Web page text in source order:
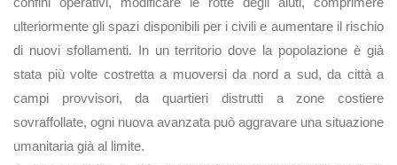
ulteriormente gli spazi disponibili per i civili e aumentare il rischio
di nuovi sfollamenti. In un territorio dove la popolazione è già
stata più volte costretta a muoversi da nord a sud, da città a
campi provvisori, da quartieri distrutti a zone costiere
sovraffollate, ogni nuova avanzata può aggravare una situazione
umanitaria già al limite.